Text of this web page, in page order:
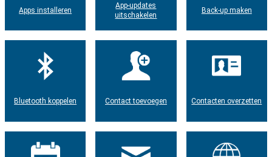
Apps installeren
App-updates
uitschakelen
Back-up maken
Bluetooth koppelen Contact toevoegen Contacten overzetten